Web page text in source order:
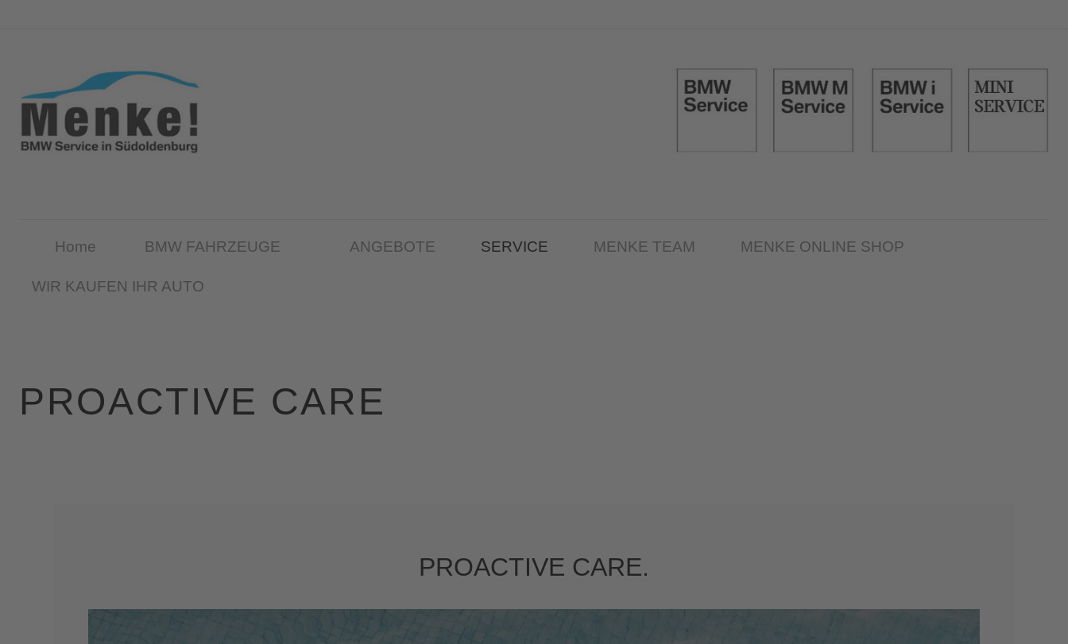
Home BMW FAHRZEUGE ANGEBOTE SERVICE MENKE TEAM MENKE ONLINE SHOP
WIR KAUFEN IHR AUTO
PROACTIVE CARE
PROACTIVE CARE.